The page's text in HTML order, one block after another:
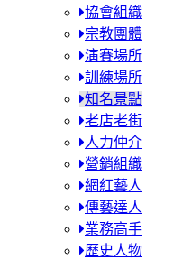
協會組織
宗教團體
演賽場所
訓練場所
知名景點
老店老街
人力仲介
營銷組織
網紅藝人
傳藝達人
業務高手
歷史人物